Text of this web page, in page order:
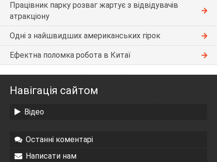
Працівник парку розваг жартує з відвідувачів
атракціону
Одні з найшвидших американських гірок
Ефектна поломка робота в Китаї
Навігація сайтом
Відео
Останні коментарі
Написати нам